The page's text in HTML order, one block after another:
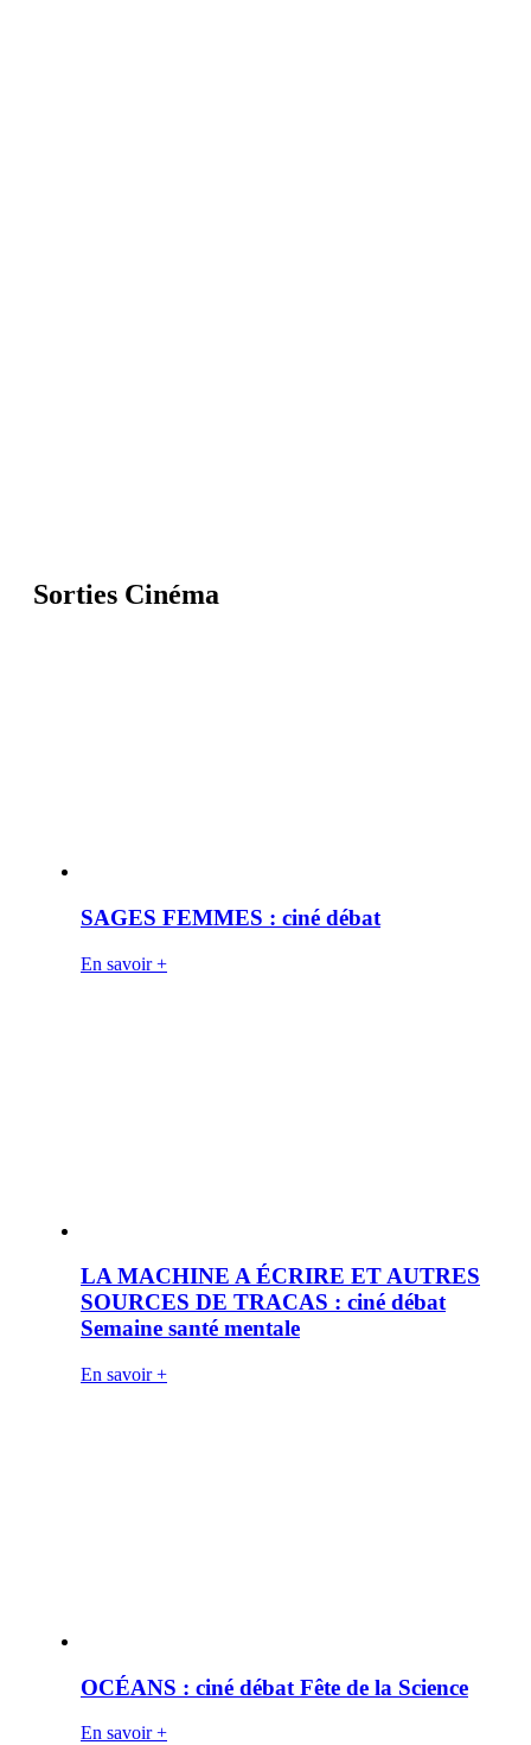
Sorties Cinéma
SAGES FEMMES : ciné débat
En savoir +
LA MACHINE A ÉCRIRE ET AUTRES
SOURCES DE TRACAS : ciné débat
Semaine santé mentale
En savoir +
OCÉANS : ciné débat Fête de la Science
En savoir +